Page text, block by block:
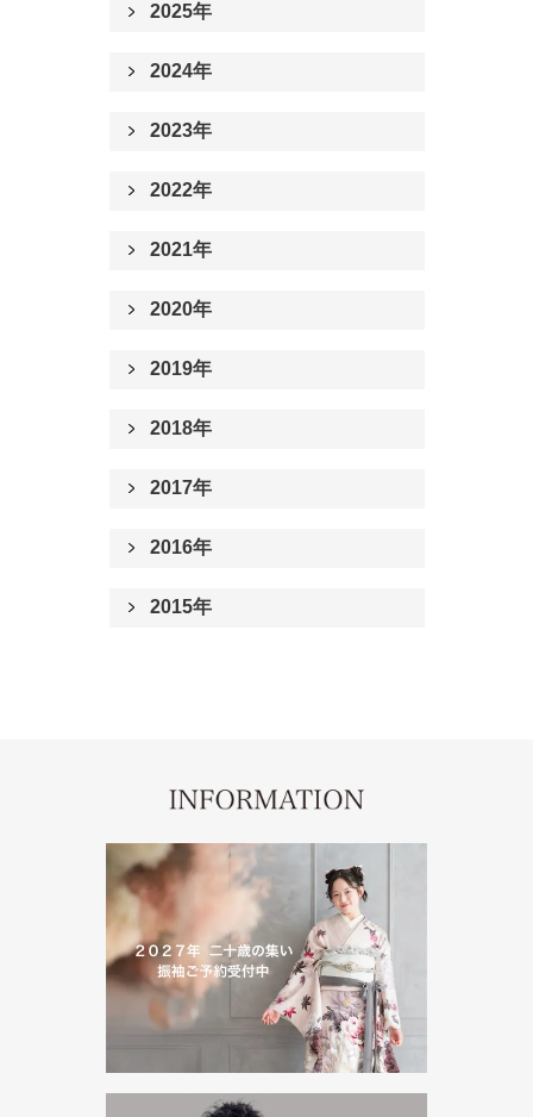
2025年
2024年
2023年
2022年
2021年
2020年
2019年
2018年
2017年
2016年
2015年